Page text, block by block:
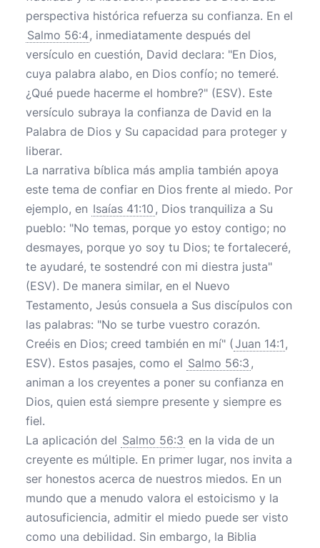
perspectiva histórica refuerza su confianza. En el
Salmo 56:4, inmediatamente después del
versículo en cuestión, David declara: "En Dios,
cuya palabra alabo, en Dios confío; no temeré.
¿Qué puede hacerme el hombre?" (ESV). Este
versículo subraya la confianza de David en la
Palabra de Dios y Su capacidad para proteger y
liberar.
La narrativa bíblica más amplia también apoya
este tema de confiar en Dios frente al miedo. Por
ejemplo, en Isaías 41:10 , Dios tranquiliza a Su
pueblo: "No temas, porque yo estoy contigo; no
desmayes, porque yo soy tu Dios; te fortaleceré,
te ayudaré, te sostendré con mi diestra justa"
(ESV). De manera similar, en el Nuevo
Testamento, Jesús consuela a Sus discípulos con
las palabras: "No se turbe vuestro corazón.
Creéis en Dios; creed también en mí" (Juan 14:1,
ESV). Estos pasajes, como el Salmo 56:3 ,
animan a los creyentes a poner su confianza en
Dios, quien está siempre presente y siempre es
fiel.
La aplicación del Salmo 56:3 en la vida de un
creyente es múltiple. En primer lugar, nos invita a
ser honestos acerca de nuestros miedos. En un
mundo que a menudo valora el estoicismo y la
autosuficiencia, admitir el miedo puede ser visto
como una debilidad. Sin embargo, la Biblia